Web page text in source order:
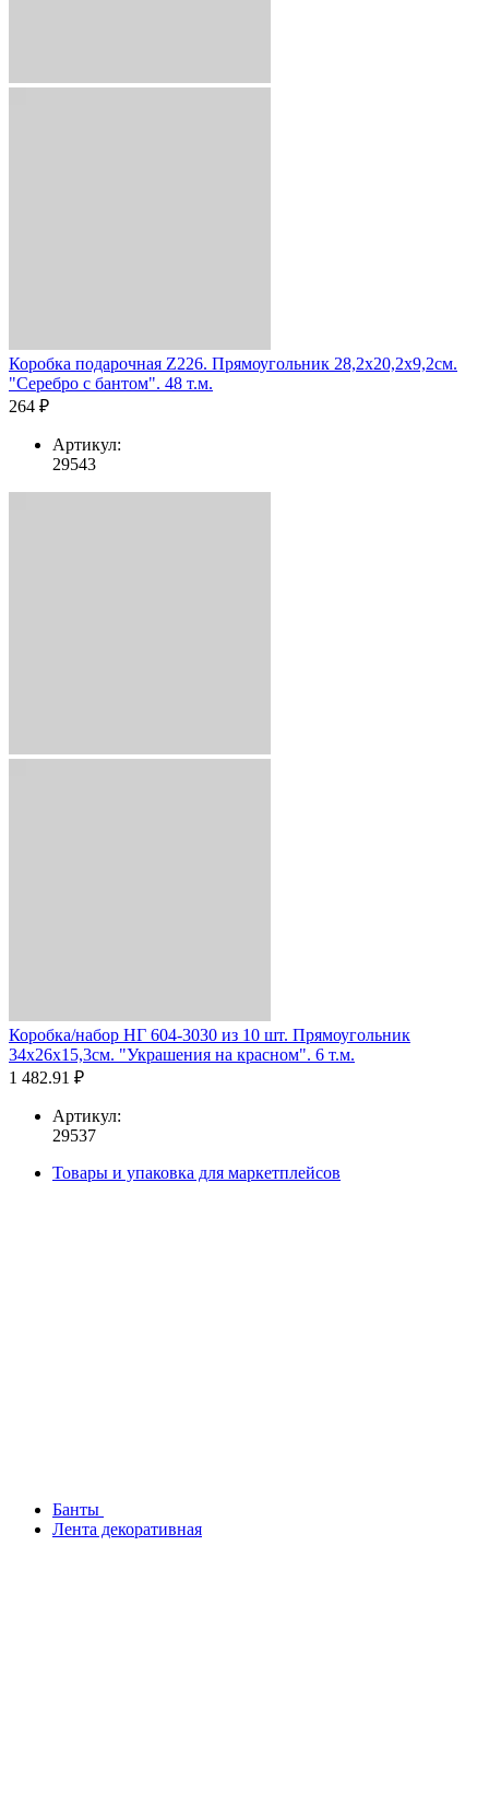
Коробка подарочная Z226. Прямоугольник 28,2х20,2х9,2см.
"Серебро с бантом". 48 т.м.
264 ₽
Артикул:
29543
Коробка/набор НГ 604-3030 из 10 шт. Прямоугольник
34х26х15,3см. "Украшения на красном". 6 т.м.
1 482.91 ₽
Артикул:
29537
Товары и упаковка для маркетплейсов
Банты
Лента декоративная